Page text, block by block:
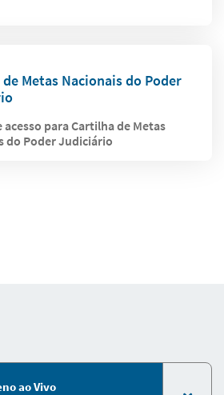
Metas Nacionais do Poder
acesso para Cartilha de Metas
do Poder Judiciário
ao Vivo